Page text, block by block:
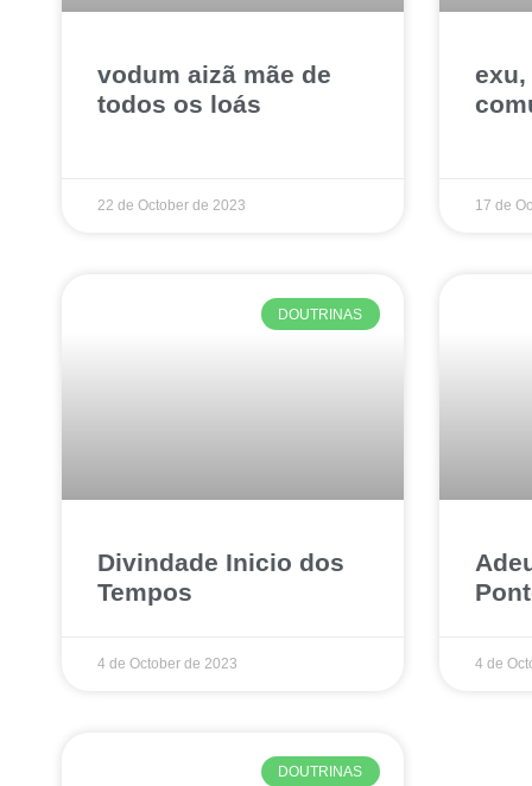
vodum aizã mãe de
todos os loás
22 de October de 2023
exu,
17 de
DOUTRINAS
Divindade Inicio dos
Tempos
4 de October de 2023 4 de
DOUTRINAS